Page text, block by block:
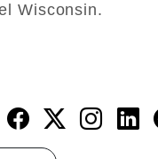
Wisconsin.